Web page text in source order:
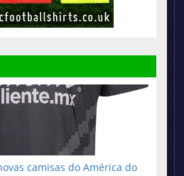
camisas do América do